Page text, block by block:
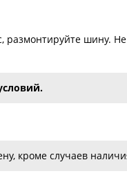
шину. Не
кроме случаев